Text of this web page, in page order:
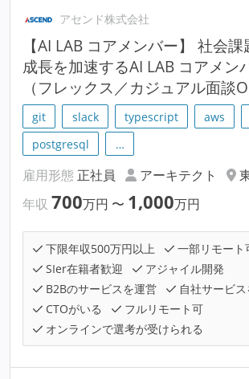
アセンド株式会社
【AI LAB コアメンバー】 社会
成長を加速するAI LAB コアメン
（フレックス／カジュアル面談
git slack typescript aws
postgresql
…
雇用形態 正社員 アーキテクト
年収 700万円 〜 1,000万円
下限年収500万円以上
一部リモート
SIer在籍者歓迎
アジャイル開発
B2Bのサービスを運営
自社サービ
CTOがいる
フルリモート可
オンラインで選考が受けられる